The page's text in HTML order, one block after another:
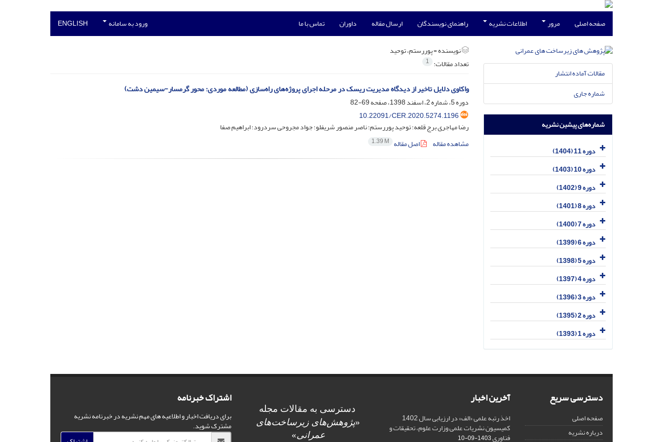
صفحه اصلی مرور اطلاعات نشریه راهنمای نویسندگان ارسال مقاله داوران تماس با ما ورود به سامانه ENGLISH
نویسنده =پوررستم، توحید
تعداد مقالات: 1
واکاوی دلایل تاخیر از دیدگاه مدیریت ریسک در مرحله اجرای پروژه‌های راه‌سازی (مطالعه موردی: محور گرمسار-سیمین دشت)
دوره 5، شماره 2، اسفند 1398، صفحه
69-82
10.22091/CER.2020.5274.1196
رضا مهاجری برج قلعه؛ توحید پوررستم؛ ناصر منصور شریفلو؛ جواد مجروحی سردرود؛ ابراهیم صفا
مشاهده مقاله
اصل مقاله 1.39 M
مقالات آماده انتشار
شماره جاری
شماره‌های پیشین نشریه
دوره 11 (1404)
دوره 10 (1403)
دوره 9 (1402)
دوره 8 (1401)
دوره 7 (1400)
دوره 6 (1399)
دوره 5 (1398)
دوره 4 (1397)
دوره 3 (1396)
دوره 2 (1395)
دوره 1 (1393)
دسترسی سریع
صفحه اصلی
درباره نشریه
آخرین اخبار
اخذ رتبه علمی «الف» در ارزیابی سال 1402
کمیسیون نشریات علمی وزارت علوم، تحقیقات و
فناوری1403-09-10
دسترسی به مقالات مجله
«پژوهش‌های زیرساخت‌های
عمرانی»
اشتراک خبرنامه
برای دریافت اخبار و اطلاعیه های مهم نشریه در خبرنامه نشریه
مشترک شوید.